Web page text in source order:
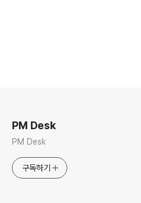
PM Desk
PM Desk
구독하기